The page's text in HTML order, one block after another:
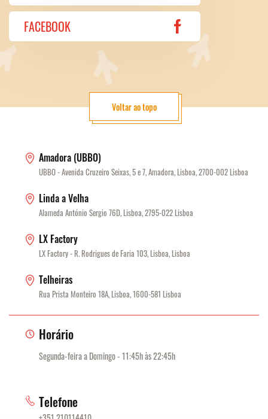
FACEBOOK
Voltar ao topo
Amadora (UBBO)
UBBO - Avenida Cruzeiro Seixas, 5 e 7, Amadora, Lisboa, 2700-002 Lisboa
Linda a Velha
Alameda António Sergio 76D, Lisboa, 2795-022 Lisboa
LX Factory
LX Factory - R. Rodrigues de Faria 103, Lisboa, Lisboa
Telheiras
Rua Prista Monteiro 18A, Lisboa, 1600-581 Lisboa
Horário
Segunda-feira a Domingo - 11:45h às 22:45h
Telefone